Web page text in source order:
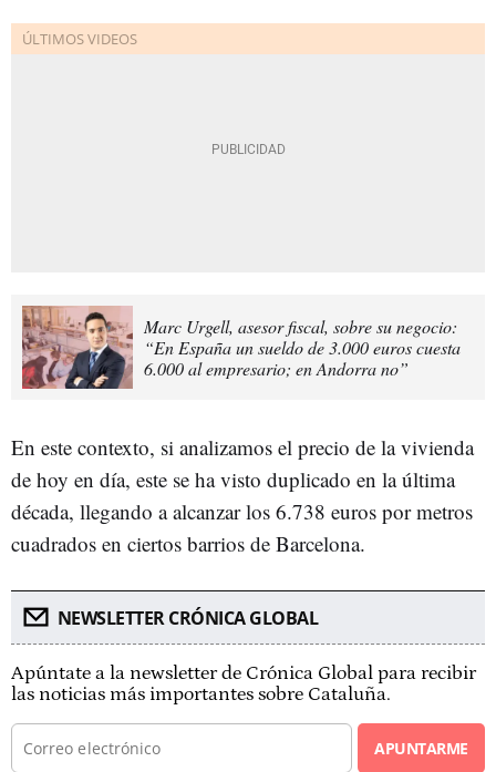
Marc Urgell, asesor fiscal, sobre su negocio:
“En España un sueldo de 3.000 euros cuesta
6.000 al empresario; en Andorra no”
En este contexto, si analizamos el precio de la vivienda
de hoy en día, este se ha visto duplicado en la última
década, llegando a alcanzar los 6.738 euros por metros
cuadrados en ciertos barrios de Barcelona.
NEWSLETTER CRÓNICA GLOBAL
Apúntate a la newsletter de Crónica Global para recibir
las noticias más importantes sobre Cataluña.
APUNTARME